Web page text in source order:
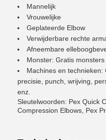
Mannelijk
Vrouwelijke
Geplateerde Elbow
Verwijderbare rechte
Afneembare
Monster: Gratis monsters
Machines en
precisie, punch, wrijving,
enz.
Sleutelwoorden: Pex Quick
Compression Elbows, Pex